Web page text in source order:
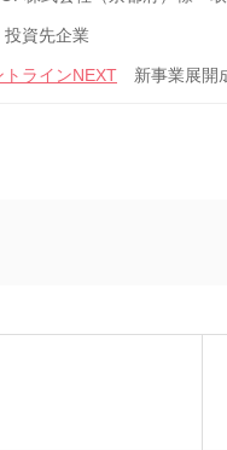
資先企業
ラインNEXT 新事業展開